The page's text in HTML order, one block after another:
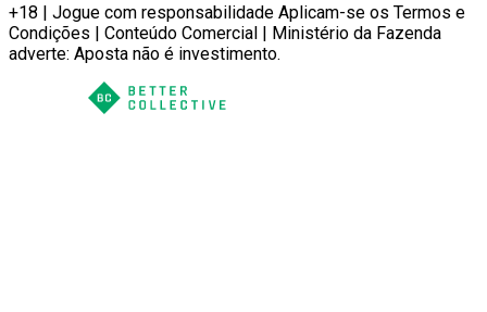
+18 | Jogue com responsabilidade Aplicam-se os Termos e
Condições | Conteúdo Comercial | Ministério da Fazenda
adverte: Aposta não é investimento.